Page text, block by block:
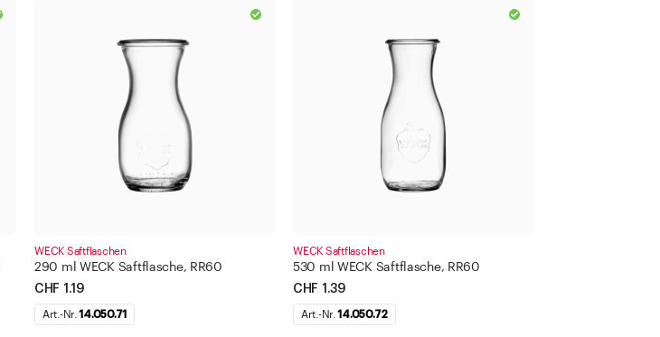
WECK Saftflaschen
290 ml WECK Saftflasche, RR60
CHF 1.19
Art.-Nr.14.050.71
WECK Saftflaschen
530 ml WECK Saftflasche, RR60
CHF 1.39
Art.-Nr.14.050.72